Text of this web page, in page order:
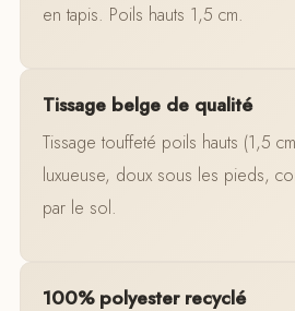
en tapis. Poils hauts 1,5 cm.
Tissage belge de qualité
Tissage touffeté poils hauts (1,5
luxueuse, doux sous les pieds,
par le sol.
100% polyester recyclé